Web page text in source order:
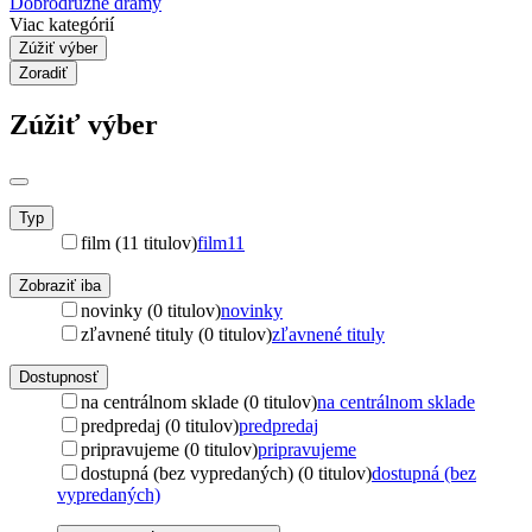
Viac kategórií
Zúžiť výber
Zoradiť
Zúžiť výber
Typ
film (11 titulov)film11
Zobraziť iba
novinky (0 titulov)novinky
zľavnené tituly (0 titulov)zľavnené tituly
Dostupnosť
na centrálnom sklade (0 titulov)na centrálnom sklade
predpredaj (0 titulov)predpredaj
pripravujeme (0 titulov)pripravujeme
dostupná (bez vypredaných) (0 titulov)dostupná (bez
vypredaných)